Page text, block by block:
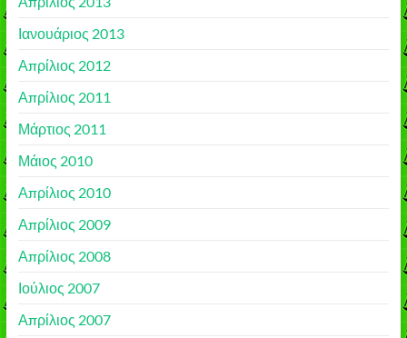
Ιανουάριος 2013
Απρίλιος 2012
Απρίλιος 2011
Μάρτιος 2011
Μάιος 2010
Απρίλιος 2010
Απρίλιος 2009
Απρίλιος 2008
Ιούλιος 2007
Απρίλιος 2007